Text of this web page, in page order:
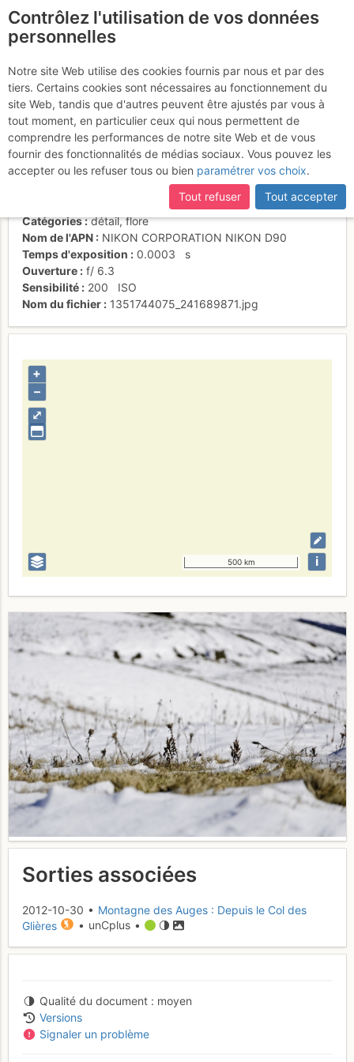
Vestiges de l'été
Activités
Date/heure
30 oct. 2012 13:03
Auteur
http://www.pierremichaeltissot.com
individuel (CC by-nc-nd)
Catégories
détail,flore
Nom de l'APN
NIKON CORPORATION NIKON D90
Temps d'exposition
0.0003
s
Ouverture
f/ 6.3
Sensibilité
200
ISO
Nom du fichier
1351744075_241689871.jpg
⤢
+
–
500 km i
Sorties associées
2012-10-30 • Montagne des Auges : Depuis le Col des
Glières
• unCplus •
Qualité du document
moyen
Versions
Signaler un problème
Contrôlez l'utilisation de vos données
personnelles
Notre site Web utilise des cookies fournis par nous et par des
tiers. Certains cookies sont nécessaires au fonctionnement du
site Web, tandis que d'autres peuvent être ajustés par vous à
tout moment, en particulier ceux qui nous permettent de
comprendre les performances de notre site Web et de vous
fournir des fonctionnalités de médias sociaux. Vous pouvez les
accepter ou les refuser tous ou bien paramétrer vos choix.
Tout refuser
Tout accepter